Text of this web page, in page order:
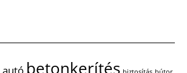
betonkerítés